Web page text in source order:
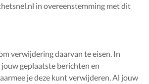
in overeenstemming met dit
verwijdering daarvan te eisen. In
geplaatste berichten en
je deze kunt verwijderen. Al jouw